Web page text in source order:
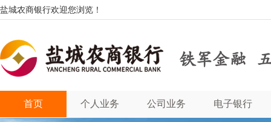
盐城农商银行欢迎您浏览！
首页 个人业务 公司业务 电子银行